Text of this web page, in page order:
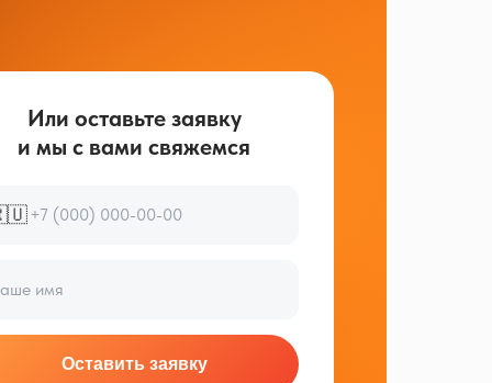
Или оставьте заявку
и мы с вами свяжемся
Оставить заявку